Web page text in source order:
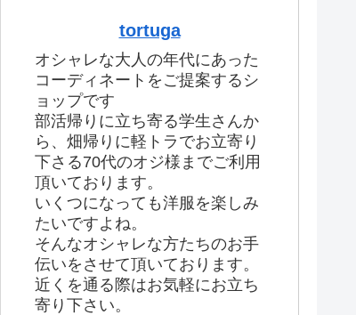
tortuga
オシャレな大人の年代にあった
コーディネートをご提案するシ
ョップです
部活帰りに立ち寄る学生さんか
ら、畑帰りに軽トラでお立寄り
下さる70代のオジ様までご利用
頂いております。
いくつになっても洋服を楽しみ
たいですよね。
そんなオシャレな方たちのお手
伝いをさせて頂いております。
近くを通る際はお気軽にお立ち
寄り下さい。